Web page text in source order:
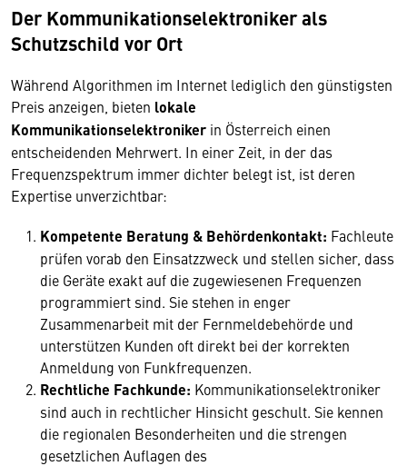
Der Kommunikationselektroniker als
Schutzschild vor Ort
Während Algorithmen im Internet lediglich den günstigsten
Preis anzeigen, bieten lokale
Kommunikationselektroniker in Österreich einen
entscheidenden Mehrwert. In einer Zeit, in der das
Frequenzspektrum immer dichter belegt ist, ist deren
Expertise unverzichtbar:
Kompetente Beratung & Behördenkontakt: Fachleute
prüfen vorab den Einsatzzweck und stellen sicher, dass
die Geräte exakt auf die zugewiesenen Frequenzen
programmiert sind. Sie stehen in enger
Zusammenarbeit mit der Fernmeldebehörde und
unterstützen Kunden oft direkt bei der korrekten
Anmeldung von Funkfrequenzen.
Rechtliche Fachkunde: Kommunikationselektroniker
sind auch in rechtlicher Hinsicht geschult. Sie kennen
die regionalen Besonderheiten und die strengen
gesetzlichen Auflagen des